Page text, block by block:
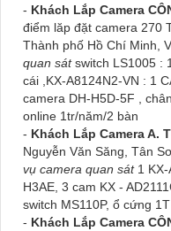
- Khách Lắp Camera
điểm lăp đặt camera 270
Thành phố Hồ Chí Minh,
quan sátswitch LS1005 :
cái ,KX-A8124N2-VN : 1
camera DH-H5D-5F ,
online 1tr/năm/2 bàn
- Khách Lắp Camera A.
Nguyễn Văn Săng, Tân
vụ camera quan sát 1
H3AE, 3 cam KX -
switch MS110P, ổ cứng
- Khách Lắp Camera